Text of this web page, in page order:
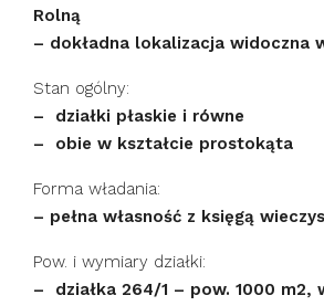
Rolną
– dokładna lokalizacja widoczna
Stan ogólny:
– działki płaskie i równe
– obie w kształcie prostokąta
Forma władania:
– pełna własność z księgą
Pow. i wymiary działki:
– działka 264/1 – pow. 1000 m2,